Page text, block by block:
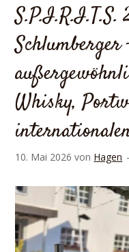
S.P.I.R.I.T.S.
Whisky,
10. Mai 2026 von Hagen